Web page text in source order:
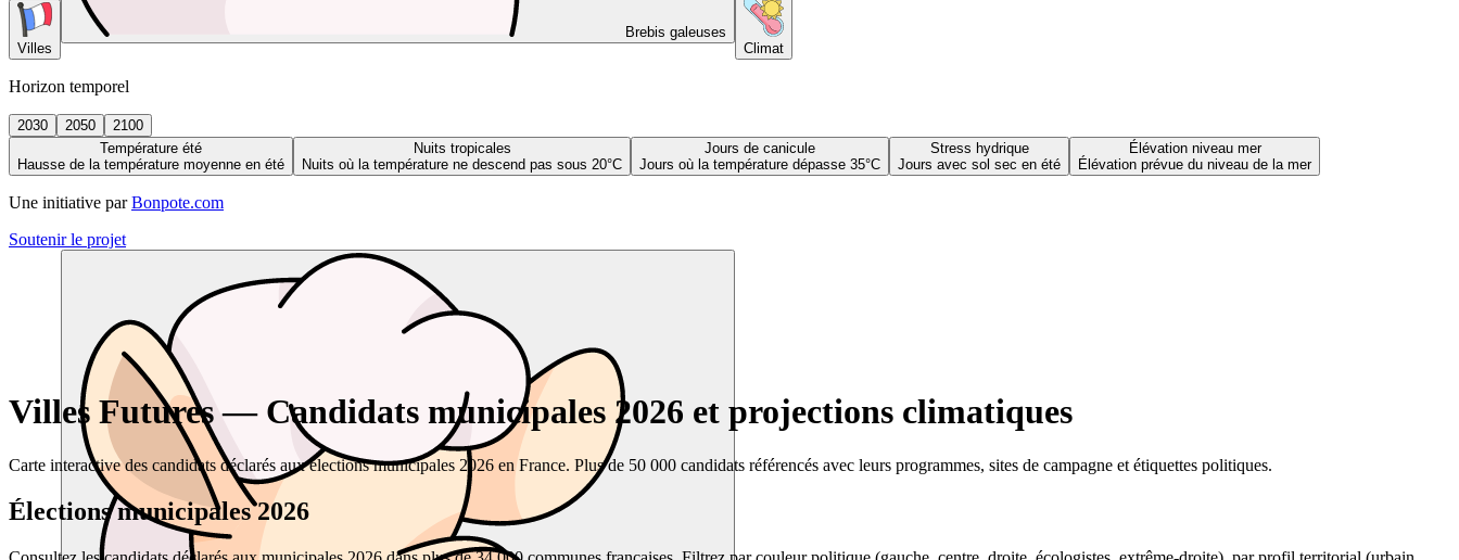
Villes
Brebis galeuses
Climat
Horizon temporel
2030 2050
2100
Température été
Hausse de la température moyenne en été
Nuits tropicales
Nuits où la température ne descend pas sous 20°C
Jours de canicule
Jours où la température dépasse 35°C
Stress hydrique
Jours avec sol sec en été
Élévation niveau mer
Élévation prévue du niveau de la mer
Une initiative par Bonpote.com
Soutenir le projet
Villes Futures — Candidats municipales 2026 et projections climatiques
Carte interactive des candidats déclarés aux élections municipales 2026 en France. Plus de 50 000 candidats référencés avec leurs programmes, sites de campagne et étiquettes politiques.
Élections municipales 2026